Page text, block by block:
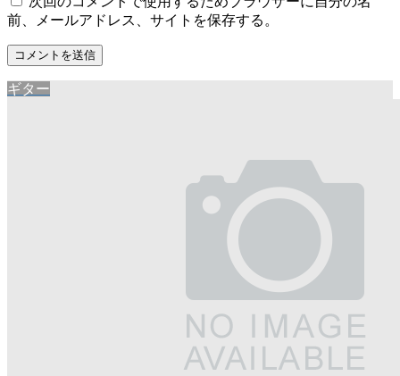
前、メールアドレス、サイトを保存する。
ギター